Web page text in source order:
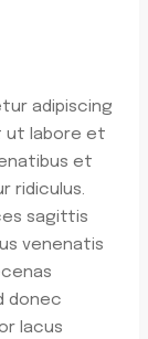
adipiscing
ut labore et
et
ridiculus.
sagittis
venenatis
donec
lacus